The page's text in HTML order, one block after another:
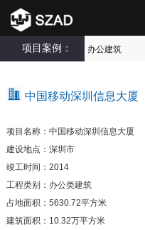
项目案例：
中国移动深圳信息大厦
项目名称：中国移动深圳信息大厦
建设地点：深圳市
竣工时间：2014
工程类别：办公类建筑
占地面积：5630.72平方米
建筑面积：10.32万平方米